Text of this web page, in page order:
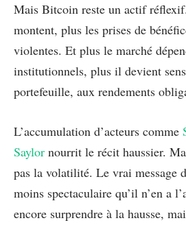
Mais Bitcoin reste un actif
montent, plus les prises de
violentes. Et plus le marché
institutionnels, plus il devient
portefeuille, aux rendements
L’accumulation d’acteurs comme
Saylor nourrit le récit haussier.
pas la volatilité. Le vrai message
moins spectaculaire qu’il n’en a
encore surprendre à la hausse,